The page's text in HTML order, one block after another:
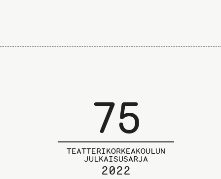
75
TEATTERIKORKEAKOULUN
JULKAISUSARJA
2022